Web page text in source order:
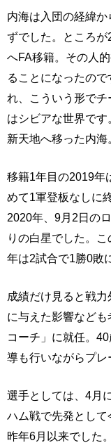
内海は入団の経緯
ずでした。ところが
へFA移籍。その人
ることになったの
れ、こういう形で
はシビアな世界です
新天地へ移った内海
移籍1年目の2019年
めて1軍登板なしに
2020年、9月2日の
りの白星でした。
年は2試合で1勝0敗
成績だけ見ると戦
に与えた影響など
コーチ」に就任。
導も行いながらプレ
選手としては、4月
ハム戦で先発とし
昨年6月以来でした